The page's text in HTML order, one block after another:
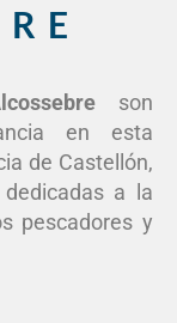
son
en esta
de Castellón,
a la
pescadores y